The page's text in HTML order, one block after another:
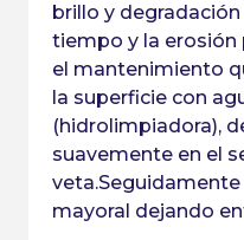
brillo y
tiempo y la erosión
el mantenimiento
la superficie con
(hidrolimpiadora),
suavemente en el
mayoral dejando